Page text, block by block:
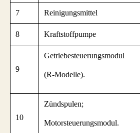
7 Reinigungsmittel
8 Kraftstoffpumpe
9
Getriebesteuerungsmodul
(R-Modelle).
10
Zündspulen;
Motorsteuerungsmodul.